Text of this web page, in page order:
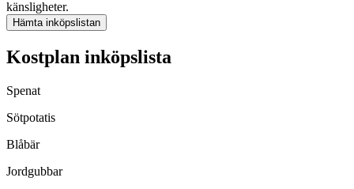
känsligheter.
Hämta inköpslistan
Kostplan inköpslista
Spenat
Sötpotatis
Blåbär
Jordgubbar